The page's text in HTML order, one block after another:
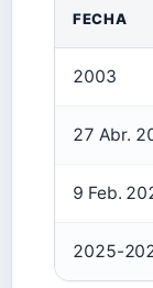
FECHA
2003
27 Abr.
9 Feb.
2025-